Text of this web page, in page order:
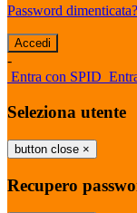
Password dimenticata?
-
Entra con SPID
Seleziona utente
button close ×
Recupero